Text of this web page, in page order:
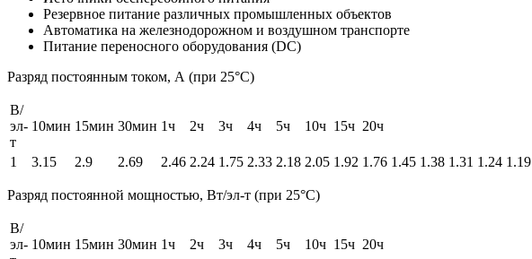
Резервное питание различных промышленных объектов
Автоматика на железнодорожном и воздушном транспорте
Питание переносного оборудования (DC)
Разряд постоянным током, А (при 25°С)
В/
эл-
т
10мин 15мин 30мин 1ч 2ч 3ч 4ч 5ч 10ч 15ч 20ч
1 3.15 2.9 2.69 2.46 2.24 1.75 2.33 2.18 2.05 1.92 1.76 1.45 1.38 1.31 1.24 1.19
Разряд постоянной мощностью, Вт/эл-т (при 25°С)
В/
эл- 10мин 15мин 30мин 1ч 2ч 3ч 4ч 5ч 10ч 15ч 20ч